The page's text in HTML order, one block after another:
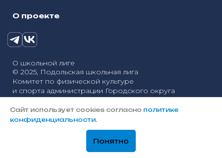
О проекте
О школьной лиге
© 2025, Подольская школьная лига
Комитет по физической культуре
и спорта администрации Городского округа
Подольск
Политика конфиденциальности
Разработка сайтов — «Онлайн-Сервис»
Сайт использует cookies согласно политике
конфиденциальности.
Понятно